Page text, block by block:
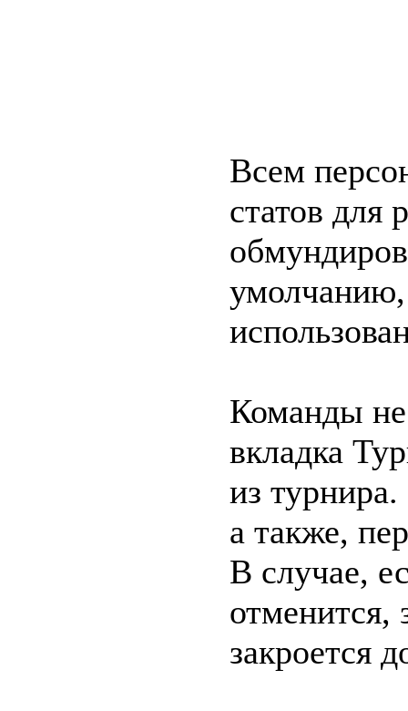
Всем
статов для
умолчанию,
Команды
вкладка
из
а также,
В случае,
отменится,
закроется